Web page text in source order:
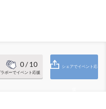
0/ 10
ボーでイベント応援
シェアでイベント応